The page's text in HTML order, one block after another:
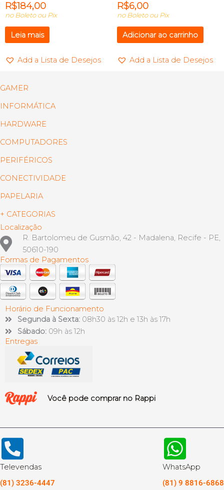
R$184,00
no Boleto ou Pix
Leia mais
Add a Lista de Desejos
R$6,00
no Boleto ou Pix
Adicionar ao carrinho
Add a Lista de Desejos
GAMER
INFORMÁTICA
HARDWARE
COMPUTADORES
PERIFÉRICOS
CONECTIVIDADE
PAPELARIA
+ CATEGORIAS
Localização
R. Bartolomeu de Gusmão, 42 - Madalena, Recife - PE,
50610-190
Formas de Pagamentos
Horário de Funcionamento
Segunda à Sexta: 08h30 às 12h e 13h às 17h
Sábado: 09h às 12h
Entregas
Você pode comprar no Rappi
Televendas
(81) 3236-4447
WhatsApp
(81) 9 8816-6868